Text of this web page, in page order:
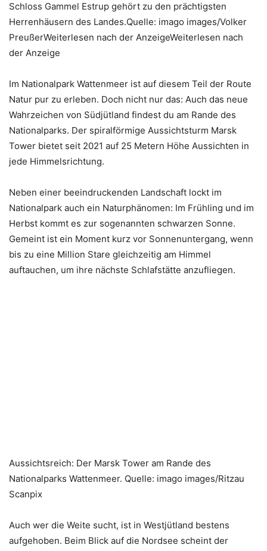
Schloss Gammel Estrup gehört zu den prächtigsten
Herrenhäusern des Landes.Quelle: imago images/Volker
PreußerWeiterlesen nach der AnzeigeWeiterlesen nach
der Anzeige
Im Nationalpark Wattenmeer ist auf diesem Teil der Route
Natur pur zu erleben. Doch nicht nur das: Auch das neue
Wahrzeichen von Südjütland findest du am Rande des
Nationalparks. Der spiralförmige Aussichtsturm Marsk
Tower bietet seit 2021 auf 25 Metern Höhe Aussichten in
jede Himmelsrichtung.
Neben einer beeindruckenden Landschaft lockt im
Nationalpark auch ein Naturphänomen: Im Frühling und im
Herbst kommt es zur sogenannten schwarzen Sonne.
Gemeint ist ein Moment kurz vor Sonnenuntergang, wenn
bis zu eine Million Stare gleichzeitig am Himmel
auftauchen, um ihre nächste Schlafstätte anzufliegen.
Aussichtsreich: Der Marsk Tower am Rande des
Nationalparks Wattenmeer. Quelle: imago images/Ritzau
Scanpix
Auch wer die Weite sucht, ist in Westjütland bestens
aufgehoben. Beim Blick auf die Nordsee scheint der